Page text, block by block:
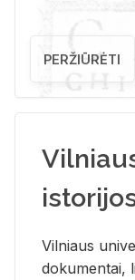
PERŽIŪRĖTI
Vil­niaus
do­ku­men­tai,